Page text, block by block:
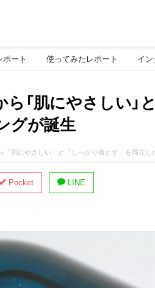
ート 使ってみたレポート イ
「肌にやさしい」
グが誕生
「肌にやさしい」と「しっかり落とす」を両立し
Pocket LINE